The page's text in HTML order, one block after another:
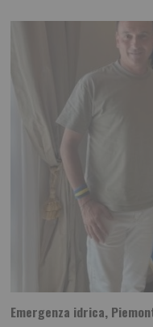
Emergenza idrica,